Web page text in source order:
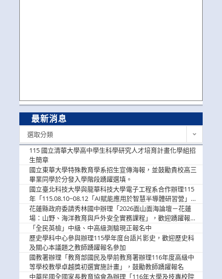
最新消息
選取分類
115 國立清華大學高中學生科學研究人才培育計畫化學組招
生簡章
國立東華大學特殊教育學系招生宣傳海報，並鼓勵貴校高三
畢業同學於分發入學階段踴躍選填。
國立臺北科技大學與龍華科技大學電子工程系合作辦理115
年「115.08.10~08.12「AI賦能應用於智慧半導體研習營」，
歡迎學生踴躍報名參加
花蓮縣政府委請秀林國中辦理「2026面山面海論壇－花蓮
場：山野、海洋教育與戶外安全實務課程」，歡迎踴躍報名
參加
「全民英檢」中級、中高級測驗現正報名中
歷史學科中心參與辦理115學年度台語片影史，歡迎歷史科
及關心本議題之教師踴躍報名參加
國教署辦理「教育部國民及學前教育署辦理116年度高級中
等學校教學卓越獎初選實施計畫」，鼓勵教師踴躍報名
中華民國全國家長教育協會為辦理「116年大學及技專校院